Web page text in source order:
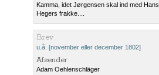
Kamma, idet Jørgensen skal ind med Hans
Hegers frakke....
Brev
u.å. [november eller december 1802]
Afsender
Adam Oehlenschläger